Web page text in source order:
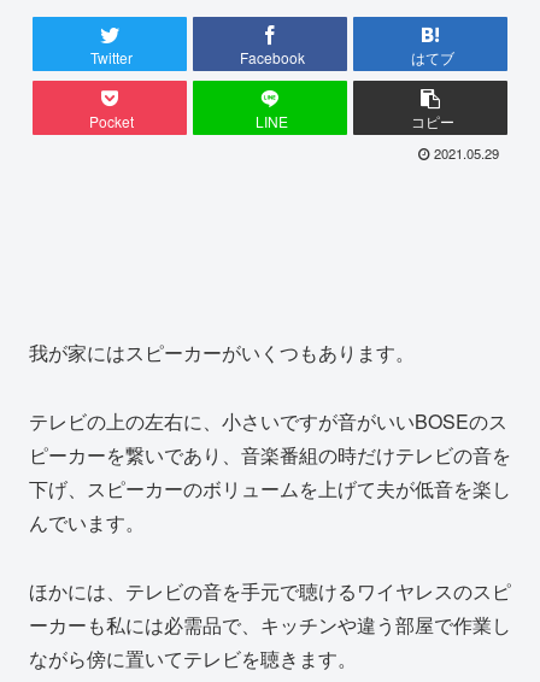
Twitter Facebook はてブ
Pocket LINE コピー
2021.05.29
我が家にはスピーカーがいくつもあります。
テレビの上の左右に、小さいですが音がいいBOSEのス
ピーカーを繋いであり、音楽番組の時だけテレビの音を
下げ、スピーカーのボリュームを上げて夫が低音を楽し
んでいます。
ほかには、テレビの音を手元で聴けるワイヤレスのスピ
ーカーも私には必需品で、キッチンや違う部屋で作業し
ながら傍に置いてテレビを聴きます。